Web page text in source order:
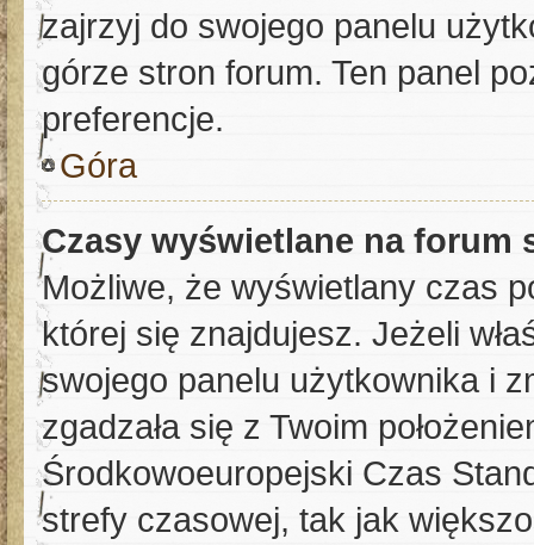
zajrzyj do swojego panelu
górze stron forum. Ten panel
preferencje.
Góra
Czasy wyświetlane na forum
Możliwe, że wyświetlany czas
której się znajdujesz. Jeżeli
swojego panelu użytkownika i
zgadzała się z Twoim
Środkowoeuropejski Czas
strefy czasowej, tak jak